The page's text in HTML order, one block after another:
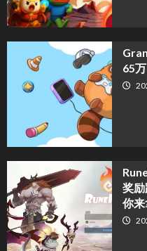
65
奖
你